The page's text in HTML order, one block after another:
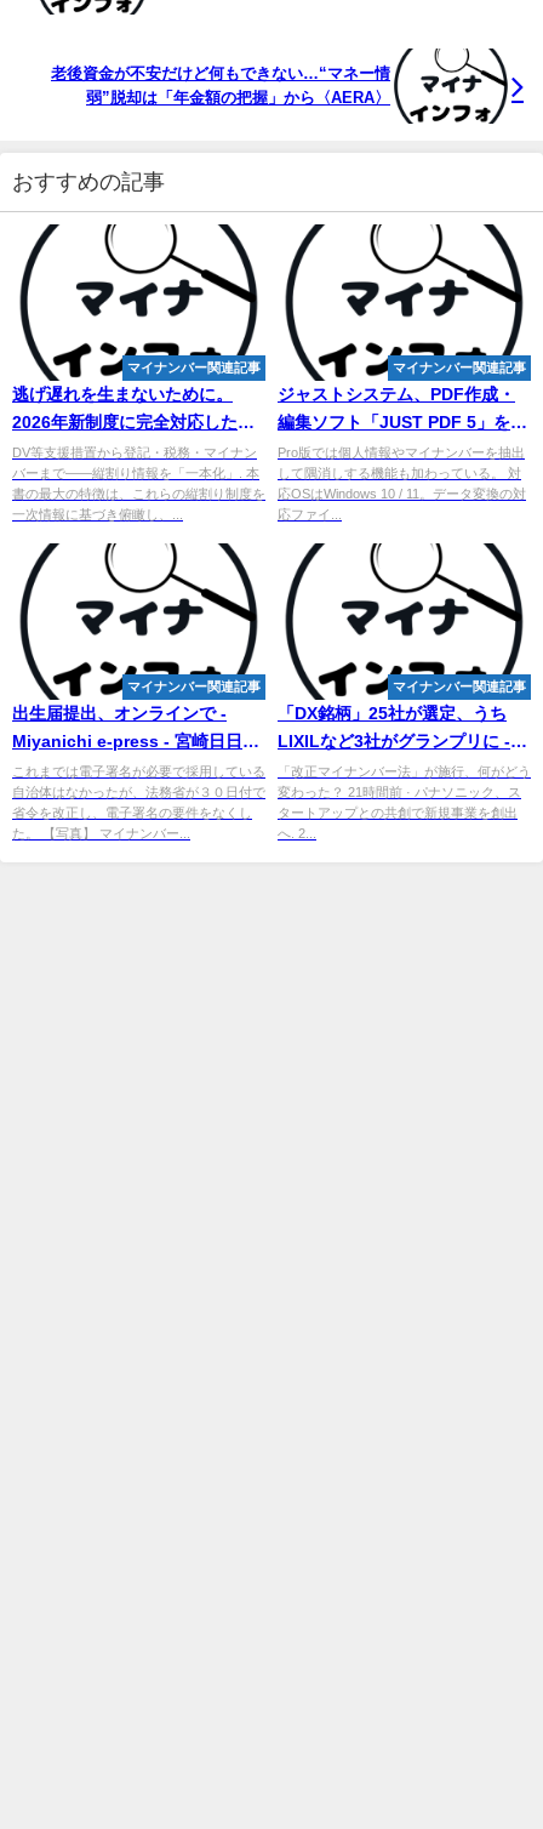
老後資金が不安だけど何もできない…“マネー情
弱”脱却は「年金額の把握」から〈AERA〉
おすすめの記事
マイナンバー関連記事
逃げ遅れを生まないために。
2026年新制度に完全対応した
『毒親絶縁の手引き（改訂新
版）』を刊行
DV等支援措置から登記・税務・マイナン
バーまで――縦割り情報を「一本化」. 本
書の最大の特徴は、これらの縦割り制度を
一次情報に基づき俯瞰し、...
マイナンバー関連記事
ジャストシステム、PDF作成・
編集ソフト「JUST PDF 5」を個
人向けに発売 - エキサイト
Pro版では個人情報やマイナンバーを抽出
して隅消しする機能も加わっている。 対
応OSはWindows 10 / 11。データ変換の対
応ファイ...
マイナンバー関連記事
出生届提出、オンラインで -
Miyanichi e-press - 宮崎日日新
聞
これまでは電子署名が必要で採用している
自治体はなかったが、法務省が３０日付で
省令を改正し、電子署名の要件をなくし
た。 【写真】 マイナンバー...
マイナンバー関連記事
「DX銘柄」25社が選定、うち
LIXILなど3社がグランプリに -
マイナビニュース
「改正マイナンバー法」が施行、何がどう
変わった？ 21時間前 · パナソニック、ス
タートアップとの共創で新規事業を創出
へ. 2...